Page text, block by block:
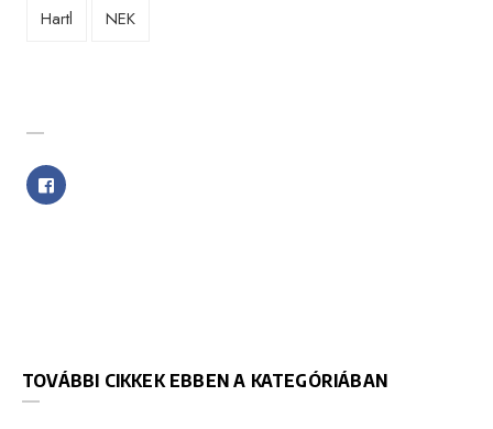
Hartl NEK
TOVÁBBI CIKKEK EBBEN A KATEGÓRIÁBAN